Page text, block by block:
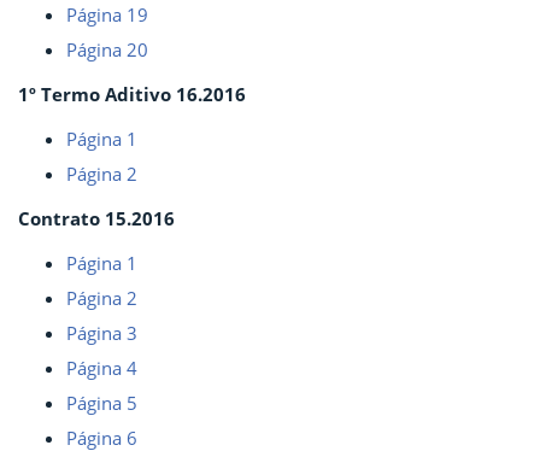
Página 19
Página 20
1º Termo Aditivo 16.2016
Página 1
Página 2
Contrato 15.2016
Página 1
Página 2
Página 3
Página 4
Página 5
Página 6